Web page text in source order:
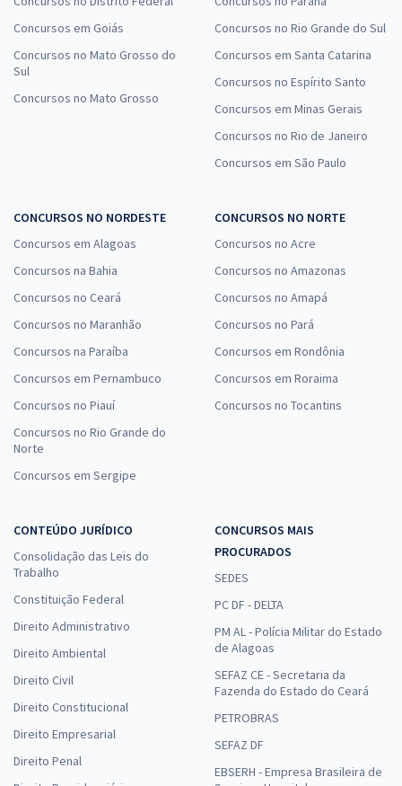
Concursos em Goiás
Concursos no Mato Grosso do
Sul
Concursos no Mato Grosso
Concursos no Rio Grande do Sul
Concursos em Santa Catarina
Concursos no Espírito Santo
Concursos em Minas Gerais
Concursos no Rio de Janeiro
Concursos em São Paulo
CONCURSOS NO NORDESTE
Concursos em Alagoas
Concursos na Bahia
Concursos no Ceará
Concursos no Maranhão
Concursos na Paraíba
Concursos em Pernambuco
Concursos no Piauí
Concursos no Rio Grande do
Norte
Concursos em Sergipe
CONCURSOS NO NORTE
Concursos no Acre
Concursos no Amazonas
Concursos no Amapá
Concursos no Pará
Concursos em Rondônia
Concursos em Roraima
Concursos no Tocantins
CONTEÚDO JURÍDICO
Consolidação das Leis do
Trabalho
Constituição Federal
Direito Administrativo
Direito Ambiental
Direito Civil
Direito Constitucional
Direito Empresarial
Direito Penal
CONCURSOS MAIS
PROCURADOS
SEDES
PC DF - DELTA
PM AL - Polícia Militar do Estado
de Alagoas
SEFAZ CE - Secretaria da
Fazenda do Estado do Ceará
PETROBRAS
SEFAZ DF
EBSERH - Empresa Brasileira de